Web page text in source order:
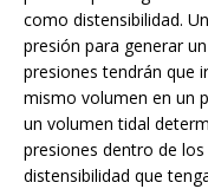
como distensibilidad.
presión para generar
presiones tendrán que
mismo volumen en un
un volumen tidal
presiones dentro de
distensibilidad que